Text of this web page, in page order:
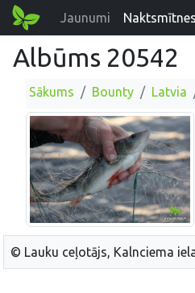
Jaunumi Naktsmītnes
Albūms 20542
Sākums Bounty Latvia
© Lauku ceļotājs, Kalnciema